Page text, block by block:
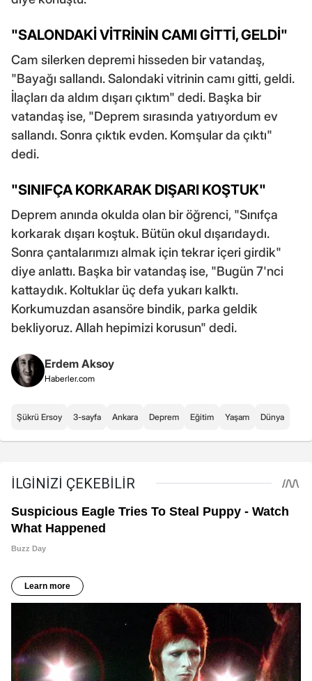
"SALONDAKİ VİTRİNİN CAMI GİTTİ, GELDİ"
Cam silerken depremi hisseden bir vatandaş,
"Bayağı sallandı. Salondaki vitrinin camı gitti, geldi.
İlaçları da aldım dışarı çıktım" dedi. Başka bir
vatandaş ise, "Deprem sırasında yatıyordum ev
sallandı. Sonra çıktık evden. Komşular da çıktı"
dedi.
"SINIFÇA KORKARAK DIŞARI KOŞTUK"
Deprem anında okulda olan bir öğrenci, "Sınıfça
korkarak dışarı koştuk. Bütün okul dışarıdaydı.
Sonra çantalarımızı almak için tekrar içeri girdik"
diye anlattı. Başka bir vatandaş ise, "Bugün 7'nci
kattaydık. Koltuklar üç defa yukarı kalktı.
Korkumuzdan asansöre bindik, parka geldik
bekliyoruz. Allah hepimizi korusun" dedi.
Erdem Aksoy
Haberler.com
Şükrü Ersoy 3-sayfa Ankara Deprem Eğitim Yaşam Dünya